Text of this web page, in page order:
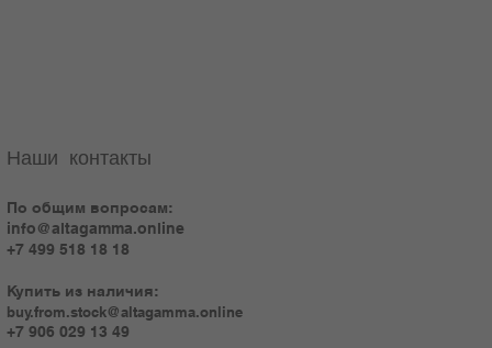
Наши контакты
По общим вопросам:
info@altagamma.online
+7 499 518 18 18
Купить из наличия:
buy.from.stock@altagamma.online
+7 906 029 13 49